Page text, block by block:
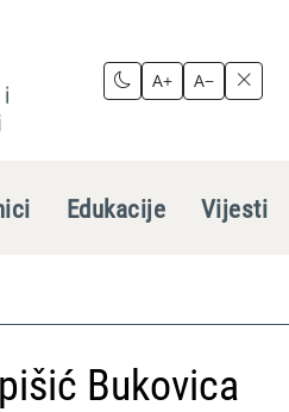
A+ A−
Edukacije Vijesti
Bukovica